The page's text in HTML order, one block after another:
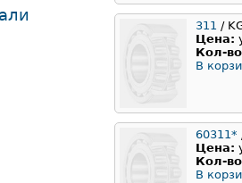
311 /
Цена:
Кол-
В
60311*
Цена:
Кол-
В